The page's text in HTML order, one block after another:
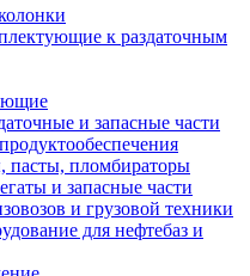
к раздаточным
и запасные части
пломбираторы
и запасные части
и грузовой техники
для нефтебаз и